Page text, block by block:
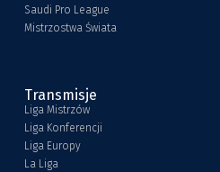
Saudi Pro League
Mistrzostwa Świata
Transmisje
Liga Mistrzów
Liga Konferencji
Liga Europy
La Liga